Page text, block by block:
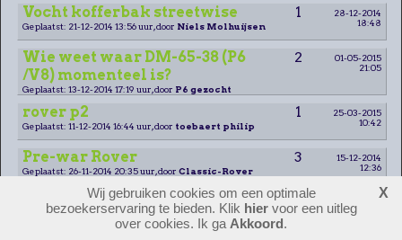
Vocht kofferbak streetwise 1
28-12-2014
18:48
Geplaatst: 21-12-2014 13:56 uur, door Niels Molhuijsen
Wie weet waar DM-65-38 (P6
/V8) momenteel is?
2
01-05-2015
21:05
Geplaatst: 13-12-2014 17:19 uur, door P6 gezocht
rover p2 1
25-03-2015
10:42
Geplaatst: 11-12-2014 16:44 uur, door toebaert philip
Pre-war Rover 3
15-12-2014
12:36
Geplaatst: 26-11-2014 20:35 uur, door Classic-Rover
Gezocht: Motorkap rover 45 2
07-12-2014
Geplaatst: 18-11-2014 14:06 uur, doorJos
Wij gebruiken cookies om een optimale
bezoekerservaring te bieden. Klik hiervoor een uitleg
over cookies. Ik ga Akkoord.
X